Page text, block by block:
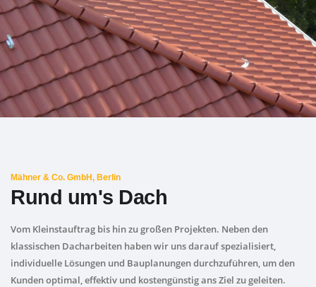
Mähner & Co. GmbH, Berlin
Rund um's Dach
Vom Kleinstauftrag bis hin zu großen Projekten. Neben den
klassischen Dacharbeiten haben wir uns darauf spezialisiert,
individuelle Lösungen und Bauplanungen durchzuführen, um den
Kunden optimal, effektiv und kostengünstig ans Ziel zu geleiten.